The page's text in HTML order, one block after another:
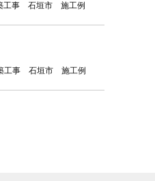
工事 石垣市 施工例
工事 石垣市 施工例